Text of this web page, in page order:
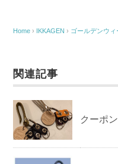
Home › IKKAGEN › ゴールデンウ
関連記事
クーポ